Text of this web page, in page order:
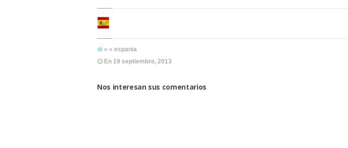
» » espania
En 19 septiembre, 2013
Nos interesan sus comentarios